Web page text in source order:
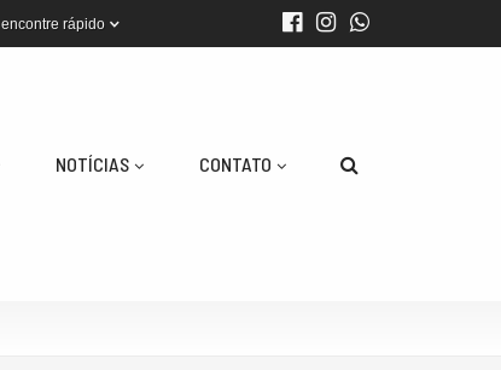
encontre rápido
NOTÍCIAS CONTATO